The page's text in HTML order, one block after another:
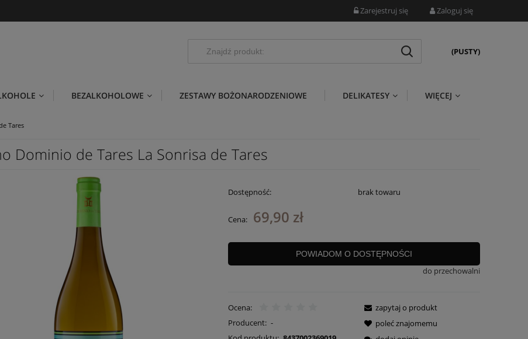
Zarejestruj się Zaloguj się
(PUSTY)
BEZALKOHOLOWE ZESTAWY BOŻONARODZENIOWE DELIKATESY WIĘCEJ
Tares
Dominio de Tares La Sonrisa de Tares
Dostępność: brak towaru
Cena: 69,90 zł
POWIADOM O DOSTĘPNOŚCI
do przechowalni
Ocena:
Producent: -
zapytaj o produkt
poleć znajomemu